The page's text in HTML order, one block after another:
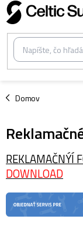
Prejsť
na
obsah
Domov
/
REKLAMAČNÝÍ
DOWNLOAD